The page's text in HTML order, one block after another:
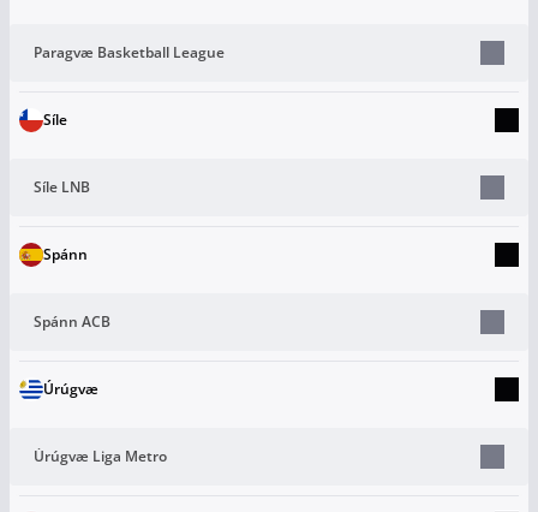
Paragvæ Basketball League
Síle
Síle LNB
Spánn
Spánn ACB
Úrúgvæ
Úrúgvæ Liga Metro